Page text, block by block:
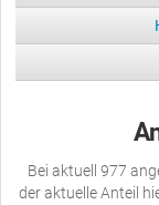
Bei aktuell 977
der aktuelle Anteil